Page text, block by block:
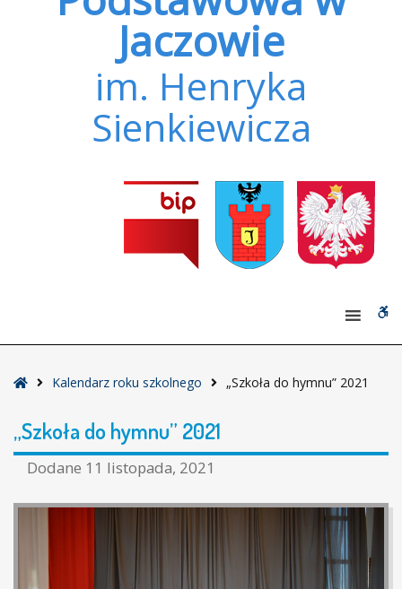
Jaczowie
im. Henryka
Sienkiewicza
StronaKalendarz roku szkolnego „Szkoła do hymnu” 2021
„Szkoła do hymnu” 2021
Dodane 11 listopada, 2021